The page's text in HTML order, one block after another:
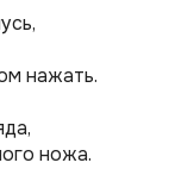
нажать.
ножа.